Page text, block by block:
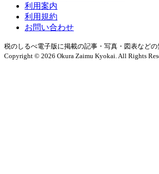
利用案内
利用規約
お問い合わせ
税のしるべ電子版に掲載の記事・写真・図表などの
Copyright © 2026 Okura Zaimu Kyokai. All Rights